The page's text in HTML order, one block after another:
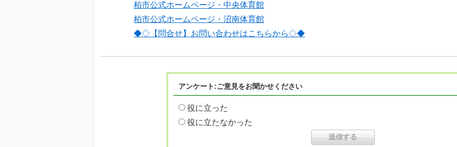
柏市公式ホームページ・中央体育館
柏市公式ホームページ・沼南体育館
◆◇【問合せ】お問い合わせはこちらから◇◆
アンケート:ご意見をお聞かせください
役に立った
役に立たなかった